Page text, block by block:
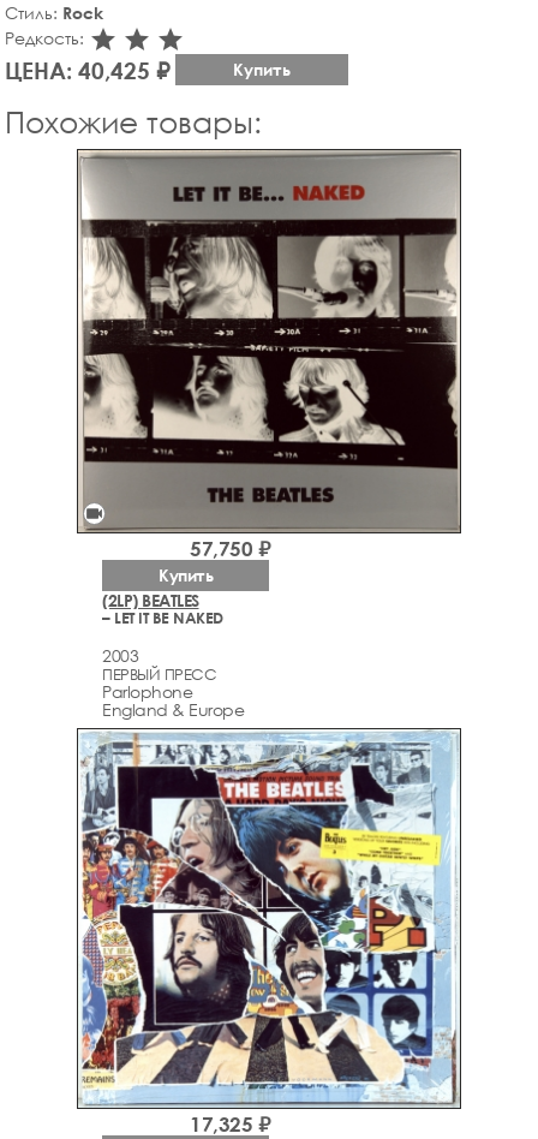
Стиль: Rock
Редкость: star_rate
star_rate
star_rate
ЦЕНА: 40,425 ₽ Купить
Похожие товары:
videocam
(2LP) BEATLES
– LET IT BE NAKED
2003
ПЕРВЫЙ ПРЕСС
Parlophone
England & Europe
57,750 ₽
Купить
17,325 ₽